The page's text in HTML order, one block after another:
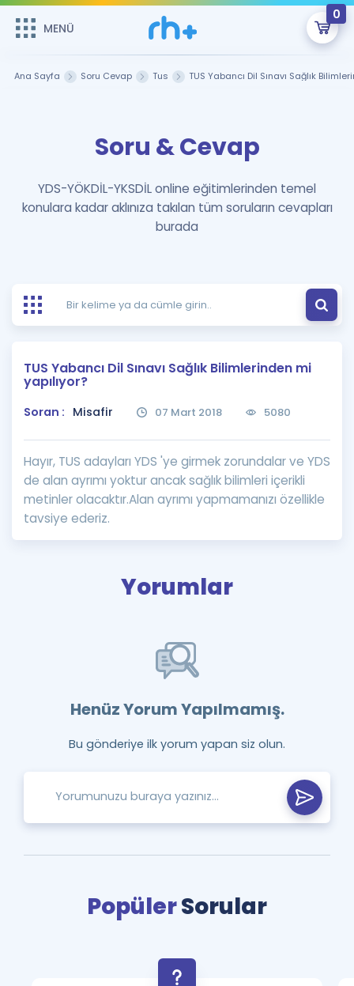
MENÜ
0
Şifremi Hatırlamıyorum
GİRİŞ YAP
Remzi Hoca ile seni sınava hazırlayacak onlarca eğitim seni
bekliyor!
MENÜ
Çalışma Paketleri
Kitaplar ve Kaynaklar
Ücretsiz Kaynaklar
Puan Hesaplama
Rehberlik Aracı
ÖSYM Sınav Takvimi
Kampanyalar
Blog
İngilizce Gramer
Blog
İngilizce Gramer
Hakkımızda
Ana Sayfa Soru Cevap Tus TUS Yabancı Dil Sınavı Sağlık
Soru & Cevap
YDS-YÖKDİL-YKSDİL online eğitimlerinden temel
konulara kadar aklınıza takılan tüm soruların cevapları
burada
TUS Yabancı Dil Sınavı Sağlık Bilimlerinden mi
yapılıyor?
Soran : Misafir 07 Mart 2018 5080
Hayır, TUS adayları YDS 'ye girmek zorundalar ve YDS
de alan ayrımı yoktur ancak sağlık bilimleri içerikli
metinler olacaktır.Alan ayrımı yapmamanızı özellikle
tavsiye ederiz.
Yorumlar
Henüz Yorum Yapılmamış.
Bu gönderiye ilk yorum yapan siz olun.
PopülerSorular